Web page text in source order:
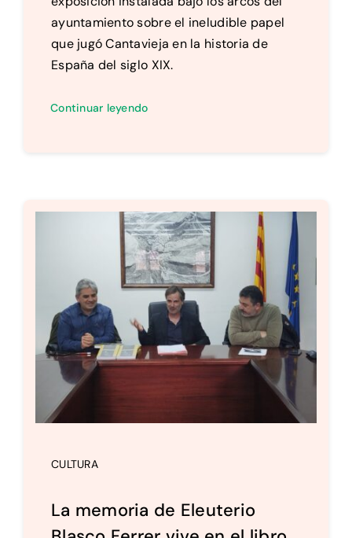
ayuntamiento sobre el ineludible papel
que jugó Cantavieja en la historia de
España del siglo XIX.
Continuar leyendo
CULTURA
La memoria de Eleuterio